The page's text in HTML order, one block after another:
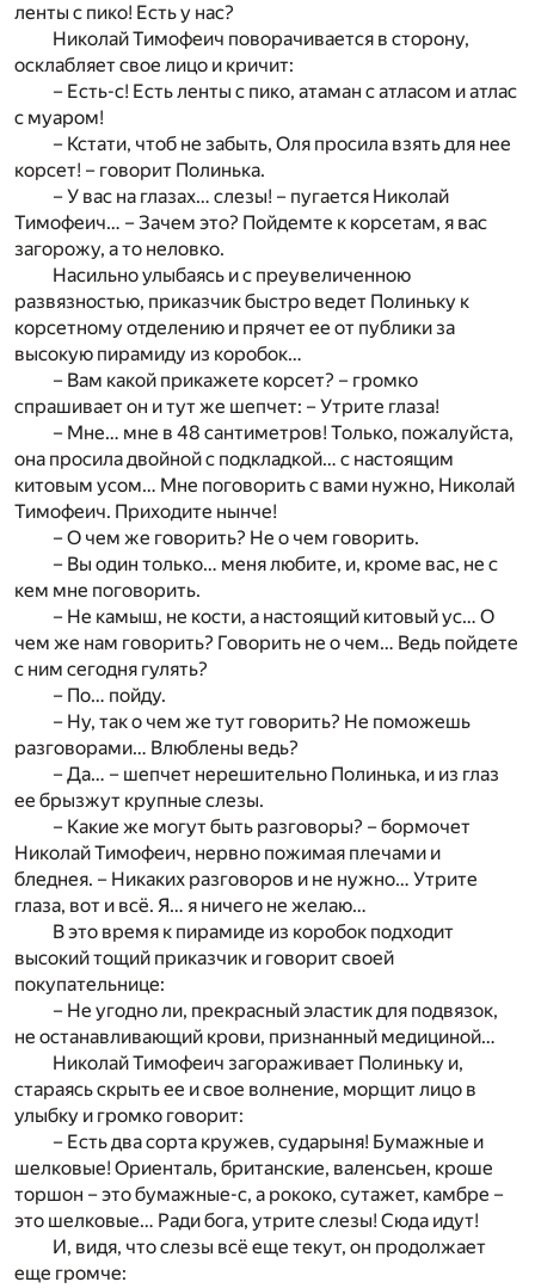
ленты с пико! Есть у нас?
Николай Тимофеич поворачивается в сторону,
осклабляет свое лицо и кричит:
– Есть-с! Есть ленты с пико, атаман с атласом и атлас
с муаром!
– Кстати, чтоб не забыть, Оля просила взять для нее
корсет! – говорит Полинька.
– У вас на глазах… слезы! – пугается Николай
Тимофеич… – Зачем это? Пойдемте к корсетам, я вас
загорожу, а то неловко.
Насильно улыбаясь и с преувеличенною
развязностью, приказчик быстро ведет Полиньку к
корсетному отделению и прячет ее от публики за
высокую пирамиду из коробок…
– Вам какой прикажете корсет? – громко
спрашивает он и тут же шепчет: – Утрите глаза!
– Мне… мне в 48 сантиметров! Только, пожалуйста,
она просила двойной с подкладкой… с настоящим
китовым усом… Мне поговорить с вами нужно, Николай
Тимофеич. Приходите нынче!
– О чем же говорить? Не о чем говорить.
– Вы один только… меня любите, и, кроме вас, не с
кем мне поговорить.
– Не камыш, не кости, а настоящий китовый ус… О
чем же нам говорить? Говорить не о чем… Ведь пойдете
с ним сегодня гулять?
– По… пойду.
– Ну, так о чем же тут говорить? Не поможешь
разговорами… Влюблены ведь?
– Да… – шепчет нерешительно Полинька, и из глаз
ее брызжут крупные слезы.
– Какие же могут быть разговоры? – бормочет
Николай Тимофеич, нервно пожимая плечами и
бледнея. – Никаких разговоров и не нужно… Утрите
глаза, вот и всё. Я… я ничего не желаю…
В это время к пирамиде из коробок подходит
высокий тощий приказчик и говорит своей
покупательнице:
– Не угодно ли, прекрасный эластик для подвязок,
не останавливающий крови, признанный медициной…
Николай Тимофеич загораживает Полиньку и,
стараясь скрыть ее и свое волнение, морщит лицо в
улыбку и громко говорит:
– Есть два сорта кружев, сударыня! Бумажные и
шелковые! Ориенталь, британские, валенсьен, кроше
торшон – это бумажные-с, а рококо, сутажет, камбре –
это шелковые… Ради бога, утрите слезы! Сюда идут!
И, видя, что слезы всё еще текут, он продолжает
еще громче: